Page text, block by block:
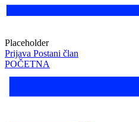
Placeholder
Prijava Postani član
POČETNA